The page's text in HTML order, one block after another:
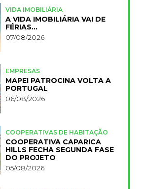
VIDA IMOBILIÁRIA
A VIDA IMOBILIÁRIA VAI DE
FÉRIAS…
07/08/2026
EMPRESAS
MAPEI PATROCINA VOLTA A
PORTUGAL
06/08/2026
COOPERATIVAS DE HABITAÇÃO
COOPERATIVA CAPARICA
HILLS FECHA SEGUNDA FASE
DO PROJETO
05/08/2026